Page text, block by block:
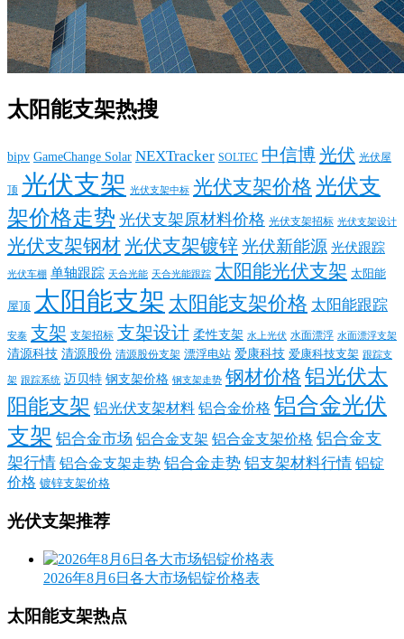
太阳能支架热搜
bipv GameChange Solar NEXTracker SOLTEC 中信博光伏 光伏屋
顶 光伏支架 光伏支架中标 光伏支架价格 光伏支
架价格走势 光伏支架原材料价格 光伏支架招标 光伏支架设计
光伏支架钢材光伏支架镀锌光伏新能源 光伏跟踪
光伏车棚 单轴跟踪 天合光能 天合光能跟踪 太阳能光伏支架 太阳能
屋顶 太阳能支架 太阳能支架价格 太阳能跟踪
安泰 支架 支架招标 支架设计 柔性支架 水上光伏 水面漂浮 水面漂浮支架
清源科技 清源股份 清源股份支架 漂浮电站 爱康科技 爱康科技支架 跟踪支
架 跟踪系统 迈贝特 钢支架价格 钢支架走势 钢材价格 铝光伏太
阳能支架 铝光伏支架材料 铝合金价格 铝合金光伏
支架 铝合金市场 铝合金支架 铝合金支架价格 铝合金支
架行情 铝合金支架走势 铝合金走势 铝支架材料行情 铝锭
价格 镀锌支架价格
光伏支架推荐
2026年8月6日各大市场铝锭价格表
太阳能支架热点